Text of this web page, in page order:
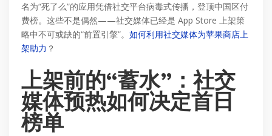
名为“死了么”的应用凭借社交平台病毒式传播，登顶中国区付
费榜。这些不是偶然——社交媒体已经是 App Store 上架策
略中不可或缺的“前置引擎”。 如何利用社交媒体为苹果商店上
架助力 ？
上架前的“蓄水”：社交
媒体预热如何决定首日
榜单